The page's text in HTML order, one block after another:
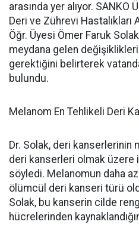
arasında yer alıyor. SANKO
Deri ve Zührevi Hastalıkları
Öğr. Üyesi Ömer Faruk
meydana gelen
gerektiğini belirterek
bulundu.
Melanom En Tehlikeli Deri
Dr. Solak, deri kanserlerinin
deri kanserleri olmak üzere
söyledi. Melanomun daha
ölümcül deri kanseri türü
Solak, bu kanserin cilde
hücrelerinden